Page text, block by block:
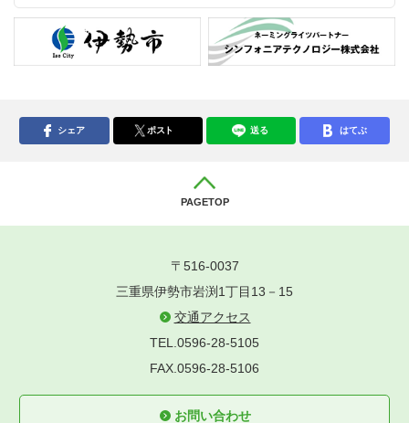
シェア ポスト 送る はてぶ
PAGETOP
〒516-0037
三重県伊勢市岩渕1丁目13－15
交通アクセス
TEL.0596-28-5105
FAX.0596-28-5106
お問い合わせ